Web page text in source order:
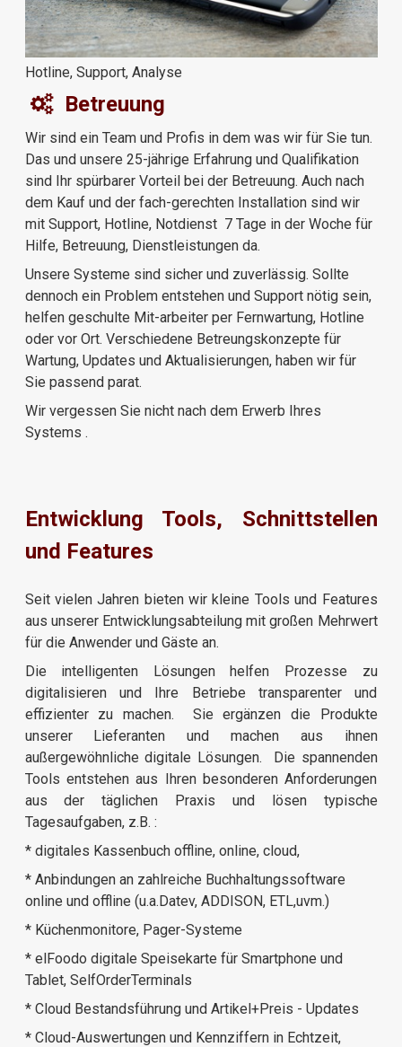
Hotline, Support, Analyse
Betreuung
Wir sind ein Team und Profis in dem was wir für Sie tun.
Das und unsere 25-jährige Erfahrung und Qualifikation
sind Ihr spürbarer Vorteil bei der Betreuung. Auch nach
dem Kauf und der fach-gerechten Installation sind wir
mit Support, Hotline, Notdienst 7 Tage in der Woche für
Hilfe, Betreuung, Dienstleistungen da.
Unsere Systeme sind sicher und zuverlässig. Sollte
dennoch ein Problem entstehen und Support nötig sein,
helfen geschulte Mit-arbeiter per Fernwartung, Hotline
oder vor Ort. Verschiedene Betreungskonzepte für
Wartung, Updates und Aktualisierungen, haben wir für
Sie passend parat.
Wir vergessen Sie nicht nach dem Erwerb Ihres
Systems .
Entwicklung Tools, Schnittstellen
und Features
Seit vielen Jahren bieten wir kleine Tools und Features
aus unserer Entwicklungsabteilung mit großen Mehrwert
für die Anwender und Gäste an.
Die intelligenten Lösungen helfen Prozesse zu
digitalisieren und Ihre Betriebe transparenter und
effizienter zu machen. Sie ergänzen die Produkte
unserer Lieferanten und machen aus ihnen
außergewöhnliche digitale Lösungen. Die spannenden
Tools entstehen aus Ihren besonderen Anforderungen
aus der täglichen Praxis und lösen typische
Tagesaufgaben, z.B. :
* digitales Kassenbuch offline, online, cloud,
* Anbindungen an zahlreiche Buchhaltungssoftware
online und offline (u.a.Datev, ADDISON, ETL,uvm.)
* Küchenmonitore, Pager-Systeme
* elFoodo digitale Speisekarte für Smartphone und
Tablet, SelfOrderTerminals
* Cloud Bestandsführung und Artikel+Preis - Updates
* Cloud-Auswertungen und Kennziffern in Echtzeit,